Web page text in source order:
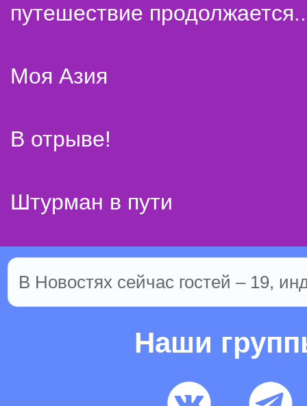
путешествие
Моя Азия
В отрыве!
Штурман в пути
В Новостях сейчас гостей – 19,
Наши